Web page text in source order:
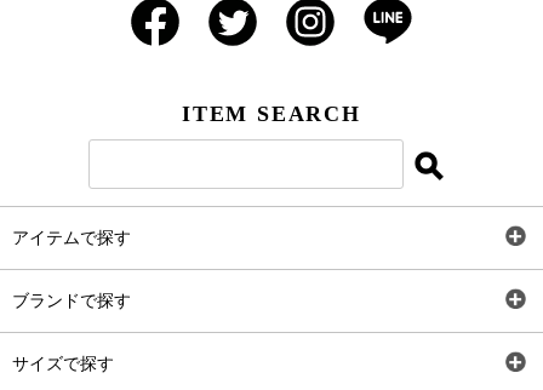
ITEM SEARCH
アイテムで探す
ブランドで探す
サイズで探す